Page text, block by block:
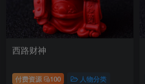
西路财神
付费资源 100 人物分类